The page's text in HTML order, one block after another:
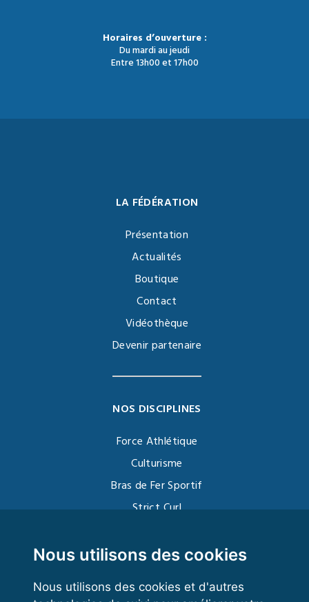
Nous utilisons des cookies
Nous utilisons des cookies et d'autres
Horaires d’ouverture :
Du mardi au jeudi
Entre 13h00 et 17h00
LA FÉDÉRATION
Présentation
Actualités
Boutique
Contact
Vidéothèque
Devenir partenaire
NOS DISCIPLINES
Force Athlétique
Culturisme
Bras de Fer Sportif
Strict Curl
Kettlebell